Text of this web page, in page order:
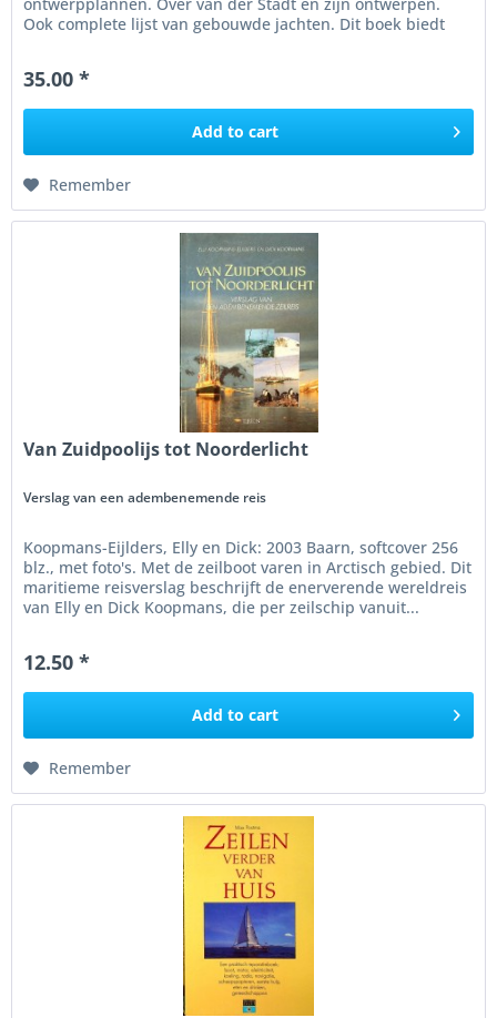
Ook complete lijst van gebouwde jachten. Dit boek biedt
35.00 *
Add to cart
Remember
Van Zuidpoolijs tot Noorderlicht
Verslag van een adembenemende reis
Koopmans-Eijlders, Elly en Dick: 2003 Baarn, softcover 256
blz., met foto's. Met de zeilboot varen in Arctisch gebied. Dit
maritieme reisverslag beschrijft de enerverende wereldreis
van Elly en Dick Koopmans, die per zeilschip vanuit...
12.50 *
Add to cart
Remember